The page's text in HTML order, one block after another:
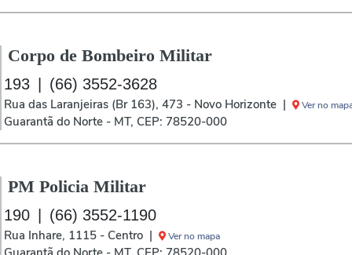
Corpo de Bombeiro Militar
193 (66) 3552-3628
Rua das Laranjeiras (Br 163), 473 - Novo Horizonte | Ver no
Guarantã do Norte - MT, CEP: 78520-000
PM Policia Militar
190 (66) 3552-1190
Rua Inhare, 1115 - Centro | Ver no mapa